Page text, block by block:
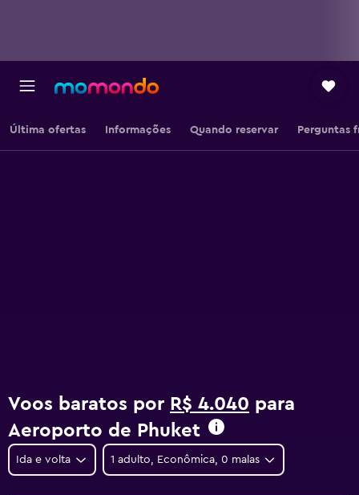
Última ofertas Informações Quando reservar Perguntas
Voos baratos por R$ 4.040 para
Aeroporto de Phuket
Ida e volta 1 adulto, Econômica, 0 malas